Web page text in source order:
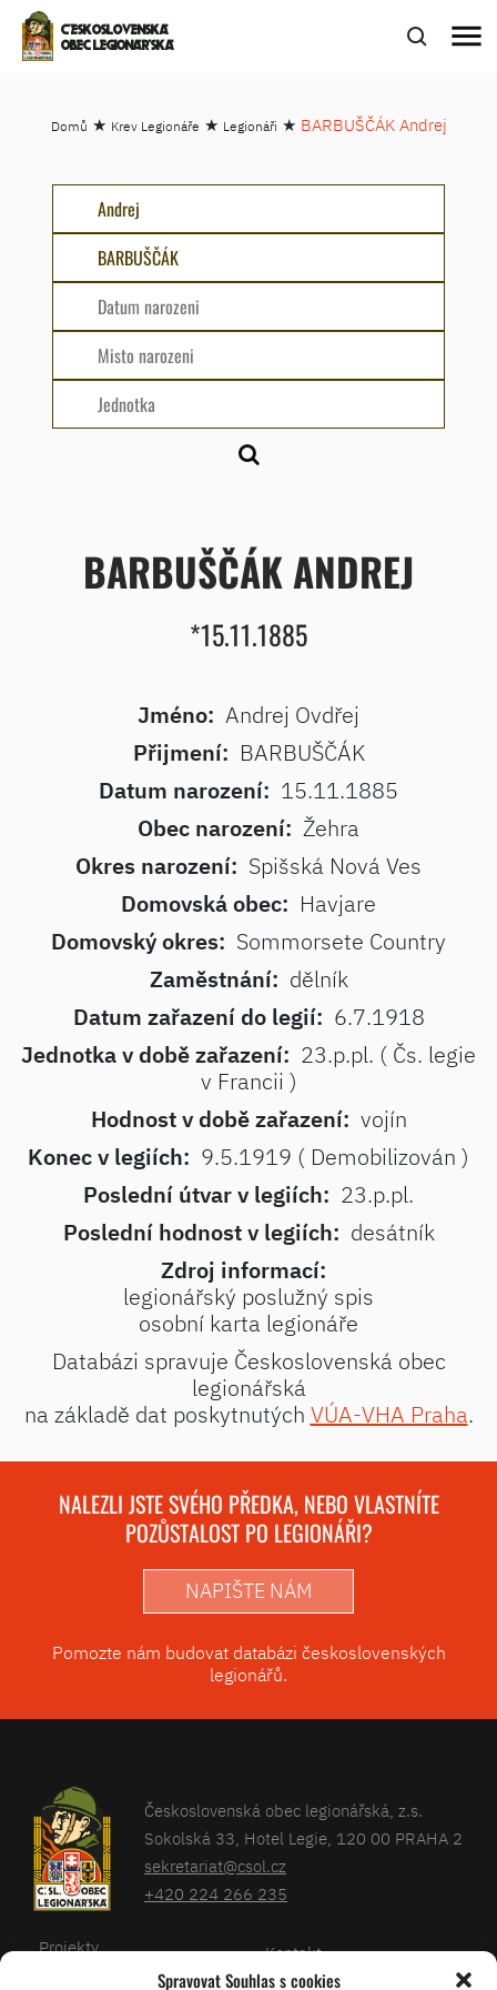
Spravovat Souhlas s cookies
ČESKOSLOVENSKÁ
OBEC LEGIONÁŘSKÁ
menu
Domů ★ Krev Legionáře ★ Legionáři ★ BARBUŠČÁK Andrej
BARBUŠČÁK ANDREJ
*15.11.1885
Jméno: Andrej Ovdřej
Přijmení: BARBUŠČÁK
Datum narození: 15.11.1885
Obec narození: Žehra
Okres narození: Spišská Nová Ves
Domovská obec: Havjare
Domovský okres: Sommorsete Country
Zaměstnání: dělník
Datum zařazení do legií: 6.7.1918
Jednotka v době zařazení: 23.p.pl. ( Čs. legie
v Francii )
Hodnost v době zařazení: vojín
Konec v legiích: 9.5.1919 ( Demobilizován )
Poslední útvar v legiích: 23.p.pl.
Poslední hodnost v legiích: desátník
Zdroj informací:
legionářský poslužný spis
osobní karta legionáře
Databázi spravuje Československá obec
legionářská
na základě dat poskytnutých VÚA-VHA Praha.
NALEZLI JSTE SVÉHO PŘEDKA, NEBO VLASTNÍTE
POZŮSTALOST PO LEGIONÁŘI?
NAPIŠTE NÁM
Pomozte nám budovat databázi československých
legionářů.
Československá obec legionářská, z.s.
Sokolská 33, Hotel Legie, 120 00 PRAHA 2
sekretariat@csol.cz
+420 224 266 235
Projekty
Kontakt